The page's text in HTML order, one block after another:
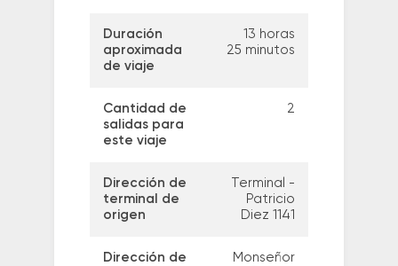
Duración
aproximada
de viaje
13 horas
25 minutos
Cantidad de
salidas para
este viaje
2
Dirección de
terminal de
origen
Terminal -
Patricio
Diez 1141
Dirección de
Monseñor